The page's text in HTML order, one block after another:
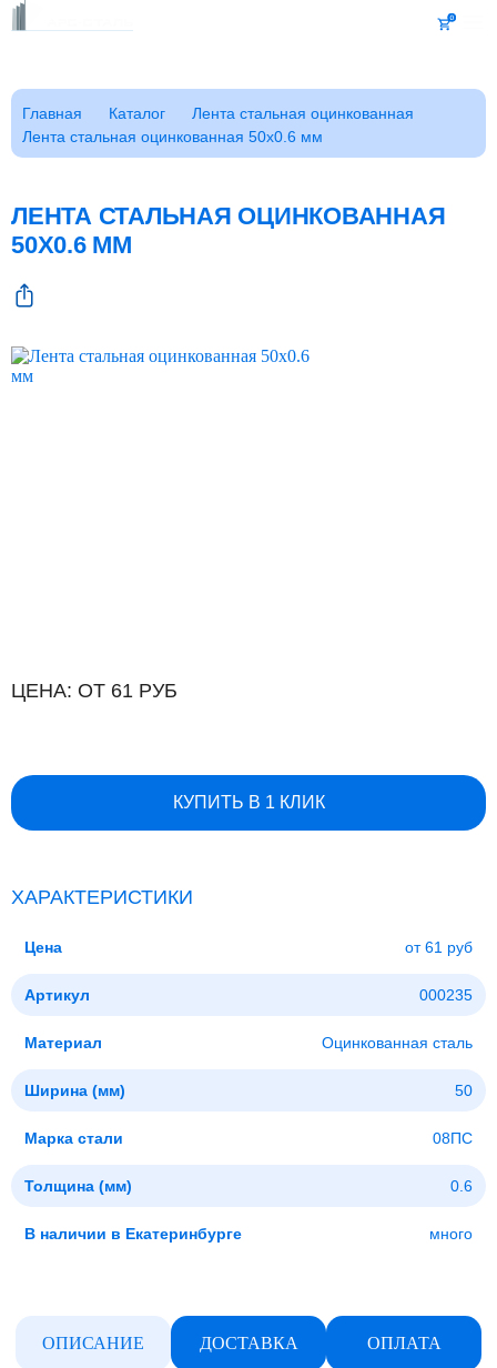
Каталог
Клиентам
ГОСТы
Сертификаты
О компании
Реквизиты
Главная Каталог
Лента стальная оцинкованная
Лента стальная оцинкованная 50x0.6 мм
ЛЕНТА СТАЛЬНАЯ ОЦИНКОВАННАЯ
50X0.6 ММ
ЦЕНА: ОТ 61 РУБ
КУПИТЬ В 1 КЛИК
ХАРАКТЕРИСТИКИ
Цена от 61 руб
Артикул 000235
Материал Оцинкованная сталь
Ширина (мм) 50
Марка стали 08ПС
Толщина (мм) 0.6
В наличии в Екатеринбурге много
ОПИСАНИЕ ДОСТАВКА ОПЛАТА